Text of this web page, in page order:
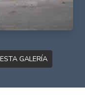
galería